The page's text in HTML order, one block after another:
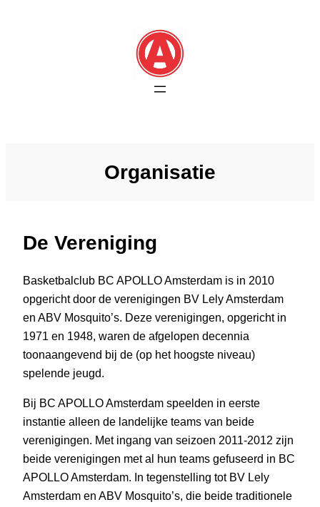
Organisatie
De Vereniging
Basketbalclub BC APOLLO Amsterdam is in 2010
opgericht door de verenigingen BV Lely Amsterdam
en ABV Mosquito’s. Deze verenigingen, opgericht in
1971 en 1948, waren de afgelopen decennia
toonaangevend bij de (op het hoogste niveau)
spelende jeugd.
Bij BC APOLLO Amsterdam speelden in eerste
instantie alleen de landelijke teams van beide
verenigingen. Met ingang van seizoen 2011-2012 zijn
beide verenigingen met al hun teams gefuseerd in BC
APOLLO Amsterdam. In tegenstelling tot BV Lely
Amsterdam en ABV Mosquito’s, die beide traditionele